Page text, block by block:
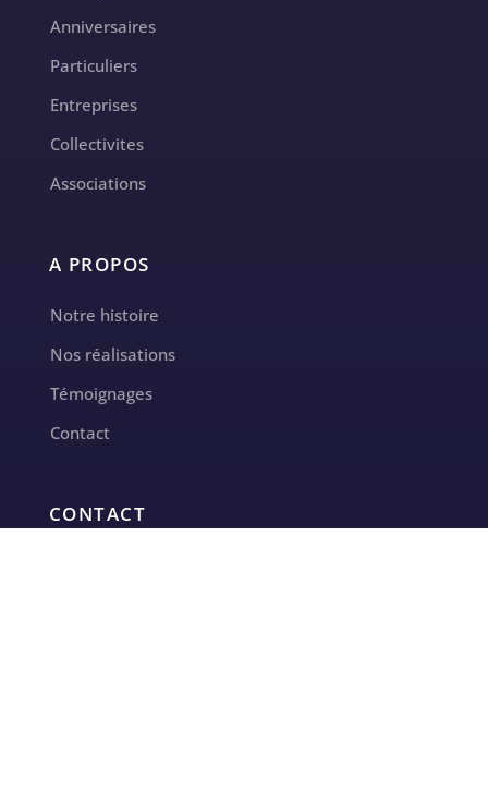
Anniversaires
Particuliers
Entreprises
Collectivites
Associations
A PROPOS
Notre histoire
Nos réalisations
Témoignages
Contact
CONTACT